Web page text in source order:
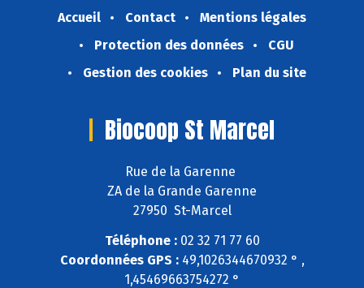
Accueil Contact
Mentions légales
Protection des données
CGU
Gestion des cookies
Plan du site
Biocoop St Marcel
Rue de la Garenne
ZA de la Grande Garenne
27950 St-Marcel
Téléphone :02 32 71 77 60
Coordonnées GPS :49,1026344670932 ° ,
1,45469663754272 °